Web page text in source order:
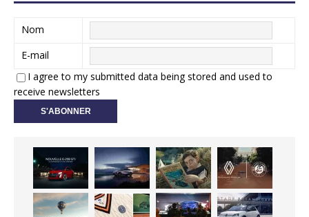
Nom
E-mail
I agree to my submitted data being stored and used to
receive newsletters